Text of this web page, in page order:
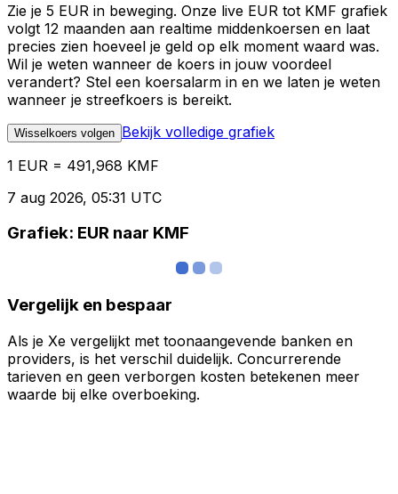
Zie je 5 EUR in beweging. Onze live EUR tot KMF grafiek
volgt 12 maanden aan realtime middenkoersen en laat
precies zien hoeveel je geld op elk moment waard was.
Wil je weten wanneer de koers in jouw voordeel
verandert? Stel een koersalarm in en we laten je weten
wanneer je streefkoers is bereikt.
Wisselkoers volgen Bekijk volledige grafiek
1 EUR = 491,968 KMF
7 aug 2026, 05:31 UTC
Grafiek: EUR naar KMF
Vergelijk en bespaar
Als je Xe vergelijkt met toonaangevende banken en
providers, is het verschil duidelijk. Concurrerende
tarieven en geen verborgen kosten betekenen meer
waarde bij elke overboeking.